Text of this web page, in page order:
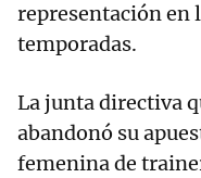
representación en
temporadas.
La junta directiva
abandonó su
femenina de